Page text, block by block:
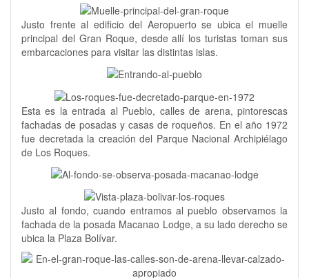
Justo frente al edificio del Aeropuerto se ubica el muelle
principal del Gran Roque, desde allí los turistas toman sus
embarcaciones para visitar las distintas islas.
Esta es la entrada al Pueblo, calles de arena, pintorescas
fachadas de posadas y casas de roqueños. En el año 1972
fue decretada la creación del Parque Nacional Archipiélago
de Los Roques.
Justo al fondo, cuando entramos al pueblo observamos la
fachada de la posada Macanao Lodge, a su lado derecho se
ubica la Plaza Bolívar.